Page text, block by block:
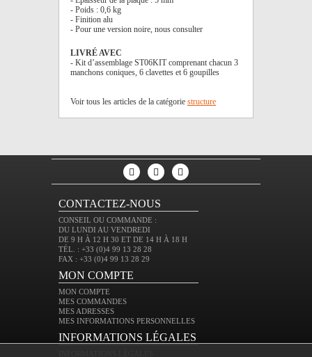
- Poids : 0,6 kg
- Finition alu
- Pour une version noire, nous consulter
LIVRÉ AVEC
- Kit d’assemblage ST06KIT comprenant chacun 3
manchons coniques, 6 clavettes et 6 goupilles
Voir tous les articles de la catégorie structure
CONTACTEZ-NOUS
CONSEIL OU COMMANDE :
DU LUNDI AU VENDREDI
DE 9 H À 12 H 30 ET DE 14 H À 18 H
TÉL. : +33 (0)4 99 13 28 28
FAX : +33 (0)4 99 13 28 29
MON COMPTE
MON COMPTE
MES COMMANDES
MES ADRESSES
MES INFORMATIONS PERSONNELLES
INFORMATIONS LÉGALES